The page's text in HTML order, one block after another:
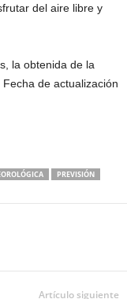
del aire libre y
la obtenida de la
de actualización
PREVISIÓN
Artículo siguiente